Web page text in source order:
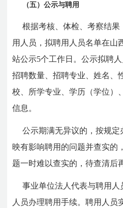
（五）公示与聘用
根据考核、体检、考察结
用人员，拟聘用人员名单在山
站公示5个工作日。公示拟聘
招聘数量、招聘专业、姓名、
校、所学专业、学历（学位）
信息。
公示期满无异议的，按规定
映有影响聘用的问题并查实的
题一时难以查实的，待查清后
事业单位法人代表与聘用人
人员办理聘用手续。聘用人员